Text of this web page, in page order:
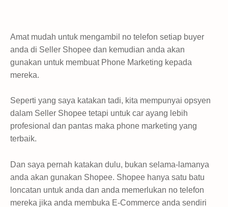
Amat mudah untuk mengambil no telefon setiap buyer
anda di Seller Shopee dan kemudian anda akan
gunakan untuk membuat Phone Marketing kepada
mereka.
Seperti yang saya katakan tadi, kita mempunyai opsyen
dalam Seller Shopee tetapi untuk car ayang lebih
profesional dan pantas maka phone marketing yang
terbaik.
Dan saya pernah katakan dulu, bukan selama-lamanya
anda akan gunakan Shopee. Shopee hanya satu batu
loncatan untuk anda dan anda memerlukan no telefon
mereka jika anda membuka E-Commerce anda sendiri